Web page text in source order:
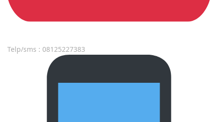
Telp/sms : 08125227383